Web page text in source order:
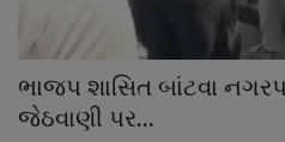
ભાજપ શાસિત બાંટવા
જેઠવાણી પર...